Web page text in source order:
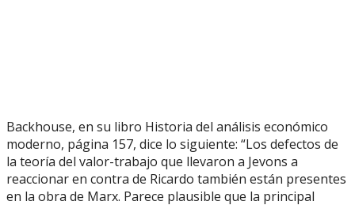
Backhouse, en su libro Historia del análisis económico
moderno, página 157, dice lo siguiente: “Los defectos de
la teoría del valor-trabajo que llevaron a Jevons a
reaccionar en contra de Ricardo también están presentes
en la obra de Marx. Parece plausible que la principal